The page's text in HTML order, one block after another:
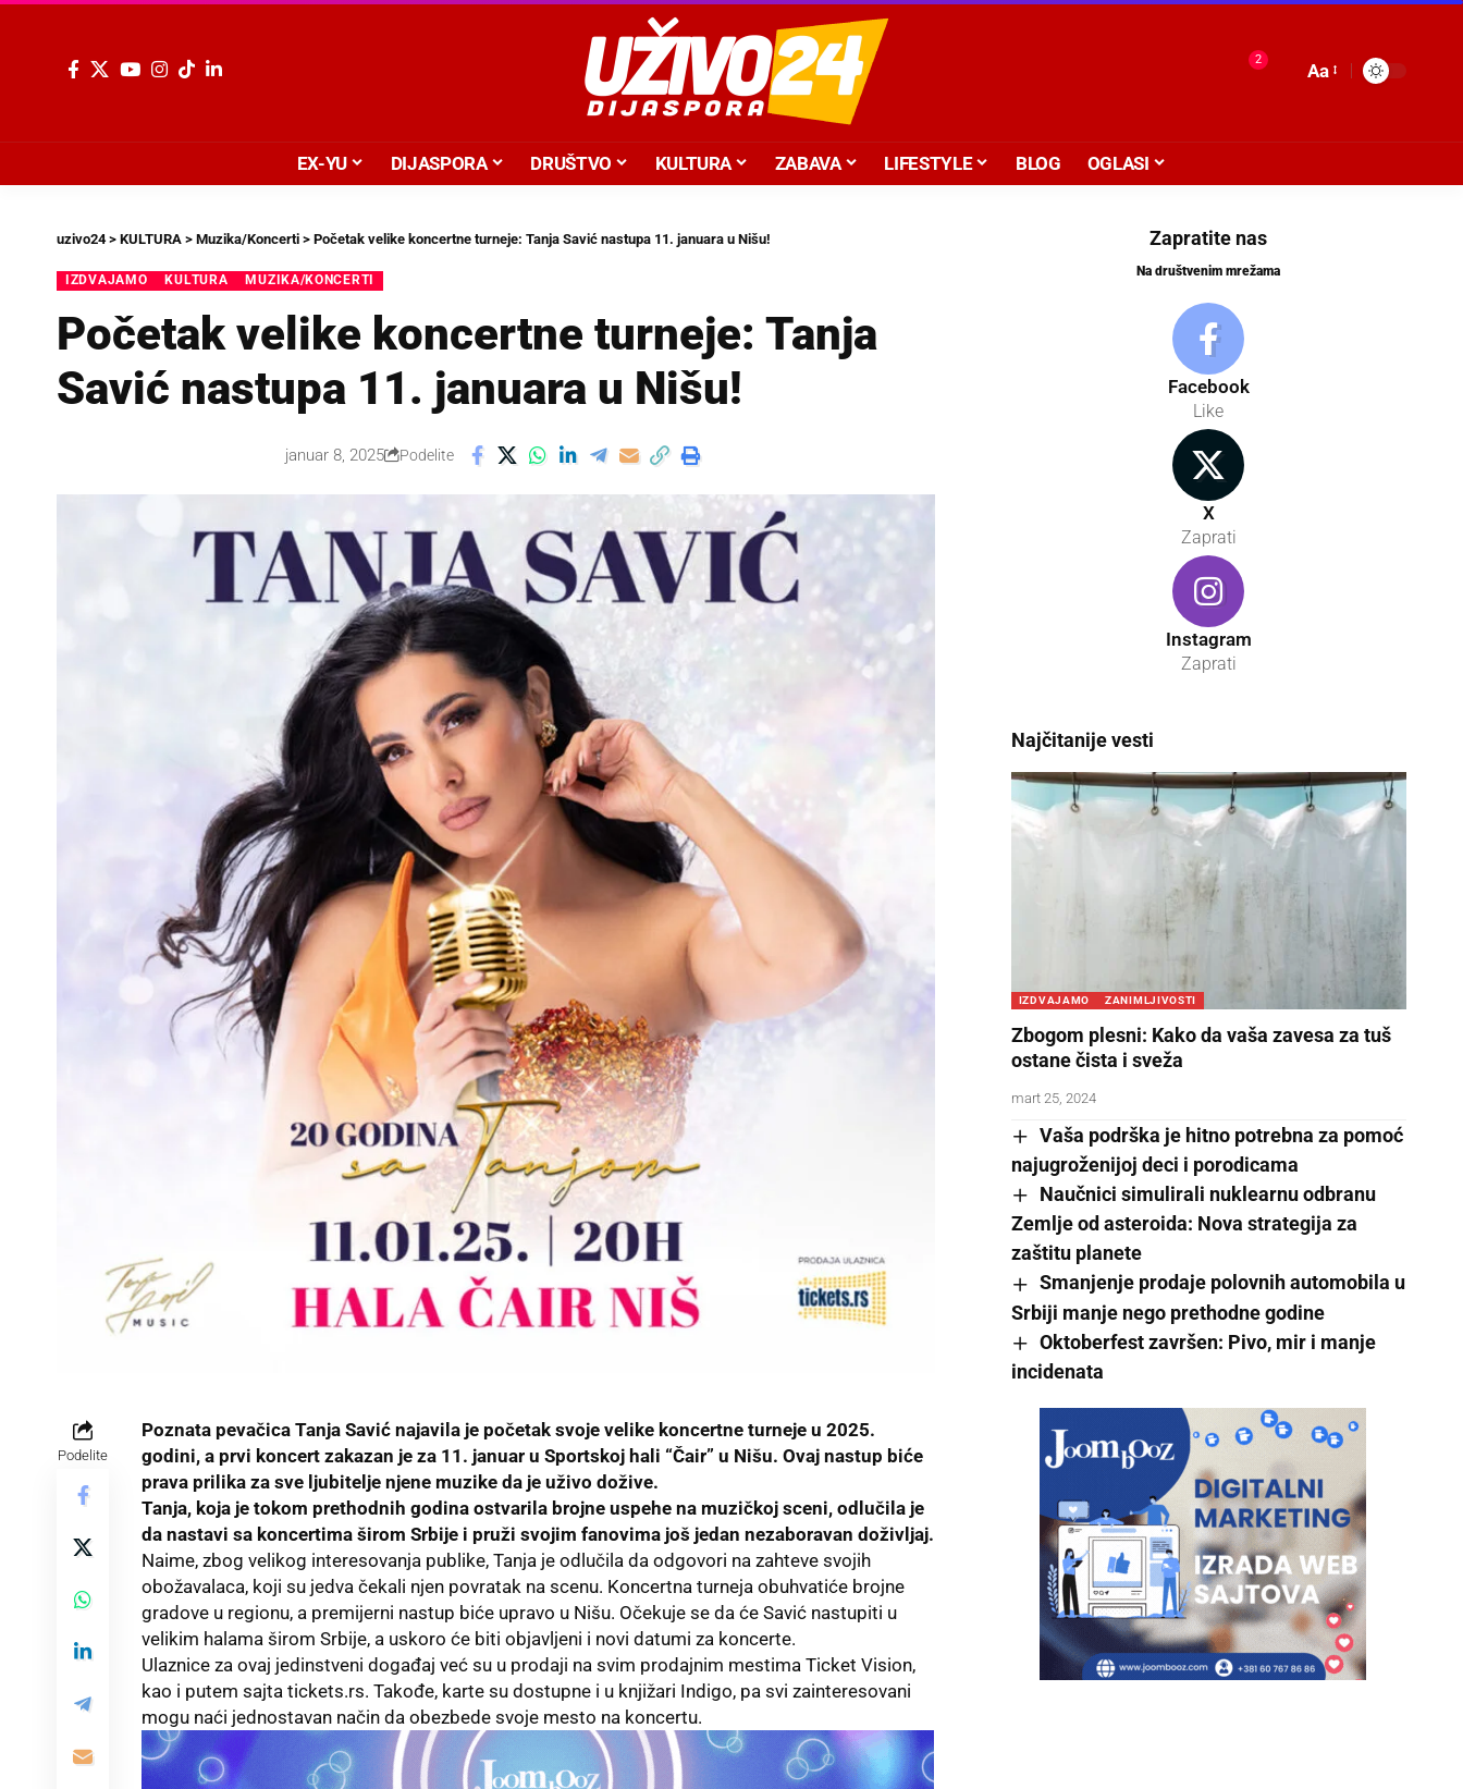
2
Aa
EX-YU DIJASPORA DRUŠTVO KULTURA ZABAVA LIFESTYLE BLOG OGLASI
uzivo24> KULTURA > Muzika/Koncerti > Početak velike koncertne turneje: Tanja Savić nastupa 11. januara u Nišu!
IZDVAJAMO KULTURA MUZIKA/KONCERTI
Početak velike koncertne turneje: Tanja
Savić nastupa 11. januara u Nišu!
januar 8, 2025 Podelite
Podelite
Poznata pevačica Tanja Savić najavila je početak svoje velike koncertne turneje u 2025.
godini, a prvi koncert zakazan je za 11. januar u Sportskoj hali “Čair” u Nišu. Ovaj nastup biće
prava prilika za sve ljubitelje njene muzike da je uživo dožive.
Tanja, koja je tokom prethodnih godina ostvarila brojne uspehe na muzičkoj sceni, odlučila je
da nastavi sa koncertima širom Srbije i pruži svojim fanovima još jedan nezaboravan doživljaj.
Naime, zbog velikog interesovanja publike, Tanja je odlučila da odgovori na zahteve svojih
obožavalaca, koji su jedva čekali njen povratak na scenu. Koncertna turneja obuhvatiće brojne
gradove u regionu, a premijerni nastup biće upravo u Nišu. Očekuje se da će Savić nastupiti u
velikim halama širom Srbije, a uskoro će biti objavljeni i novi datumi za koncerte.
Ulaznice za ovaj jedinstveni događaj već su u prodaji na svim prodajnim mestima Ticket Vision,
kao i putem sajta tickets.rs. Takođe, karte su dostupne i u knjižari Indigo, pa svi zainteresovani
mogu naći jednostavan način da obezbede svoje mesto na koncertu.
Zapratite nas
Na društvenim mrežama
Facebook
Like
X
Zaprati
Instagram
Zaprati
Najčitanije vesti
IZDVAJAMO ZANIMLJIVOSTI
Zbogom plesni: Kako da vaša zavesa za tuš
ostane čista i sveža
mart 25, 2024
Vaša podrška je hitno potrebna za pomoć
najugroženijoj deci i porodicama
Naučnici simulirali nuklearnu odbranu
Zemlje od asteroida: Nova strategija za
zaštitu planete
Smanjenje prodaje polovnih automobila u
Srbiji manje nego prethodne godine
Oktoberfest završen: Pivo, mir i manje
incidenata